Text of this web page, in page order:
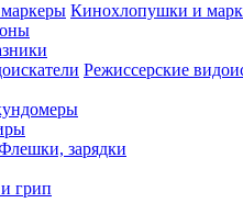
Кинохлопушки и
Режиссерские
зарядки
грип